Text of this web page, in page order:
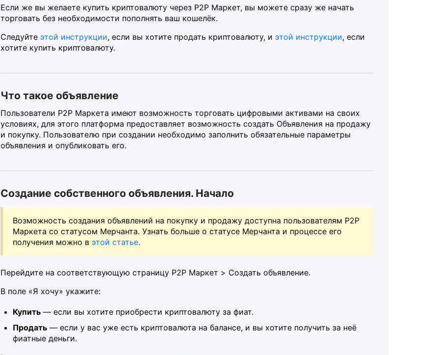
Если же вы желаете купить криптовалюту через Р2Р Маркет, вы можете сразу же начать
торговать без необходимости пополнять ваш кошелёк.
Следуйте этой инструкции, если вы хотите продать криптовалюту, и этой инструкции, если
хотите купить криптовалюту.
Что такое объявление
Пользователи P2P Маркета имеют возможность торговать цифровыми активами на своих
условиях, для этого платформа предоставляет возможность создать Объявления на продажу
и покупку. Пользователю при создании необходимо заполнить обязательные параметры
объявления и опубликовать его.
Создание собственного объявления. Начало
Возможность создания объявлений на покупку и продажу доступна пользователям P2P
Маркета со статусом Мерчанта. Узнать больше о статусе Мерчанта и процессе его
получения можно в этой статье.
Перейдите на соответствующую страницу P2P Маркет > Cоздать объявление.
В поле «Я хочу» укажите:
Купить — если вы хотите приобрести криптовалюту за фиат.
Продать — если у вас уже есть криптовалюта на балансе, и вы хотите получить за неё
фиатные деньги.